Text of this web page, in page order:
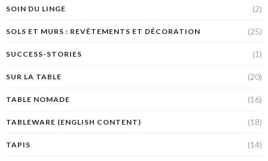
SOIN DU LINGE (2)
SOLS ET MURS : REVÊTEMENTS ET DÉCORATION (25)
SUCCESS-STORIES (1)
SUR LA TABLE (20)
TABLE NOMADE (16)
TABLEWARE (ENGLISH CONTENT) (18)
TAPIS (14)